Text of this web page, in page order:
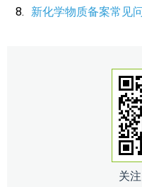
新化学物质备案常见
关